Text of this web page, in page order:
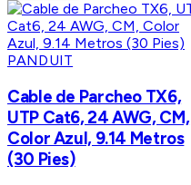
PANDUIT
Cable de Parcheo TX6,
UTP Cat6, 24 AWG, CM,
Color Azul, 9.14 Metros
(30 Pies)